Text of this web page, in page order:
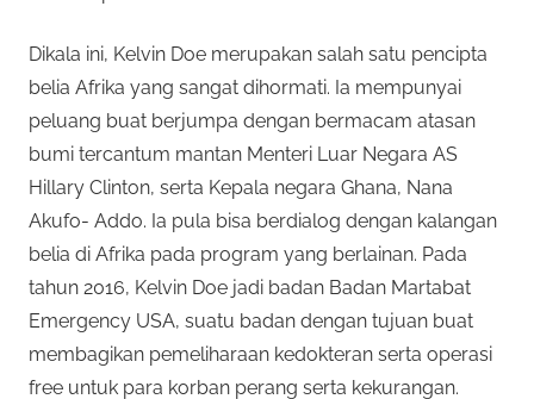
Dikala ini, Kelvin Doe merupakan salah satu pencipta
belia Afrika yang sangat dihormati. Ia mempunyai
peluang buat berjumpa dengan bermacam atasan
bumi tercantum mantan Menteri Luar Negara AS
Hillary Clinton, serta Kepala negara Ghana, Nana
Akufo- Addo. Ia pula bisa berdialog dengan kalangan
belia di Afrika pada program yang berlainan. Pada
tahun 2016, Kelvin Doe jadi badan Badan Martabat
Emergency USA, suatu badan dengan tujuan buat
membagikan pemeliharaan kedokteran serta operasi
free untuk para korban perang serta kekurangan.